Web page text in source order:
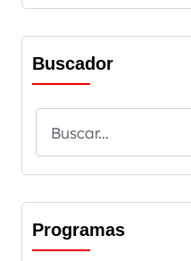
Buscador
Programas